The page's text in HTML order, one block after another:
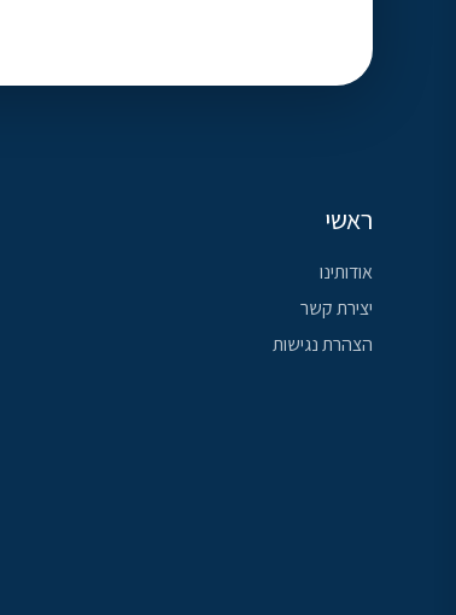
ראשי
אודותינו
יצירת קשר
הצהרת נגישות